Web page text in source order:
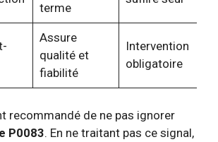
terme
Assure
qualité et
fiabilité
Intervention
obligatoire
recommandé de ne pas ignorer
P0083. En ne traitant pas ce signal,